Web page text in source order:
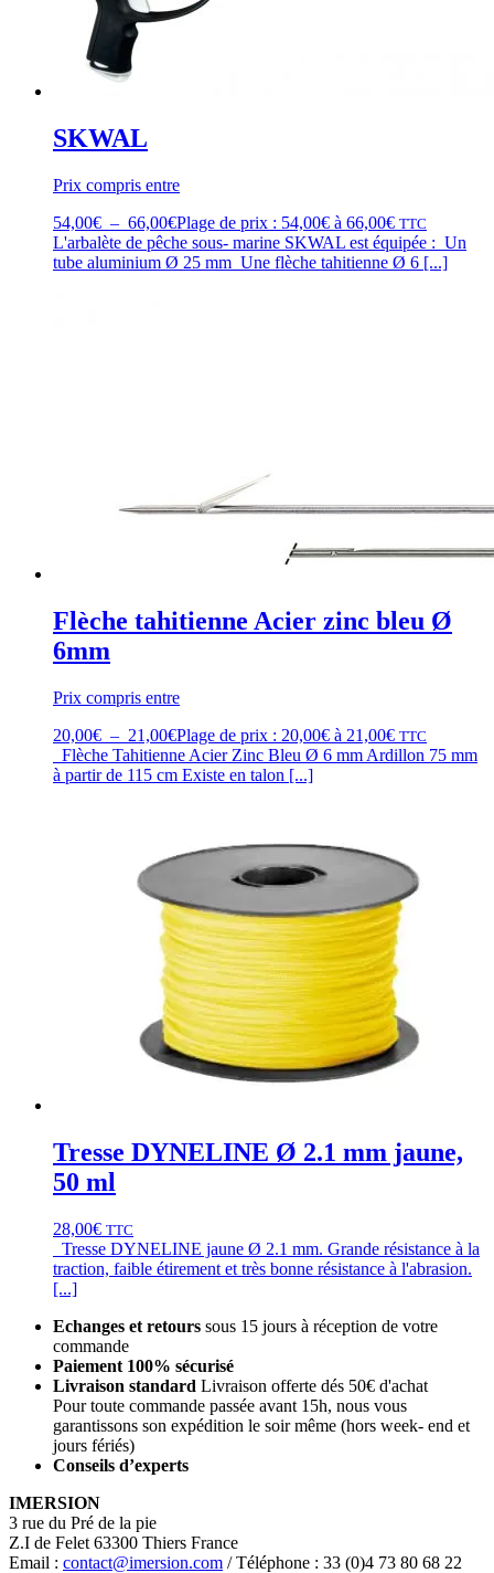
SKWAL
Prix compris entre
54,00€ – 66,00€Plage de prix : 54,00€ à 66,00€ TTC
L'arbalète de pêche sous- marine SKWAL est équipée : Un
tube aluminium Ø 25 mm Une flèche tahitienne Ø 6 [...]
Flèche tahitienne Acier zinc bleu Ø
6mm
Prix compris entre
20,00€ – 21,00€Plage de prix : 20,00€ à 21,00€ TTC
Flèche Tahitienne Acier Zinc Bleu Ø 6 mm Ardillon 75 mm
à partir de 115 cm Existe en talon [...]
Tresse DYNELINE Ø 2.1 mm jaune,
50 ml
28,00€ TTC
Tresse DYNELINE jaune Ø 2.1 mm. Grande résistance à la
traction, faible étirement et très bonne résistance à l'abrasion.
[...]
Echanges et retours sous 15 jours à réception de votre
commande
Paiement 100% sécurisé
Livraison standard Livraison offerte dés 50€ d'achat
Pour toute commande passée avant 15h, nous vous
garantissons son expédition le soir même (hors week- end et
jours fériés)
Conseils d’experts
IMERSION
3 rue du Pré de la pie
Z.I de Felet 63300 Thiers France
Email : contact@imersion.com / Téléphone : 33 (0)4 73 80 68 22